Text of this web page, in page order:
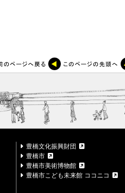
豊橋文化振興財団
豊橋市
豊橋市美術博物館
豊橋市こども未来館 ココニコ